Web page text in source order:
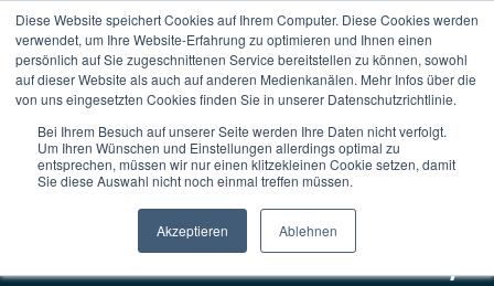
Diese Website speichert Cookies auf Ihrem Computer. Diese Cookies werden
verwendet, um Ihre Website-Erfahrung zu optimieren und Ihnen einen
persönlich auf Sie zugeschnittenen Service bereitstellen zu können, sowohl
auf dieser Website als auch auf anderen Medienkanälen. Mehr Infos über die
von uns eingesetzten Cookies finden Sie in unserer Datenschutzrichtlinie.
Bei Ihrem Besuch auf unserer Seite werden Ihre Daten nicht verfolgt.
Um Ihren Wünschen und Einstellungen allerdings optimal zu
entsprechen, müssen wir nur einen klitzekleinen Cookie setzen, damit
Sie diese Auswahl nicht noch einmal treffen müssen.
Akzeptieren Ablehnen
Eine Steuerkanzlei,